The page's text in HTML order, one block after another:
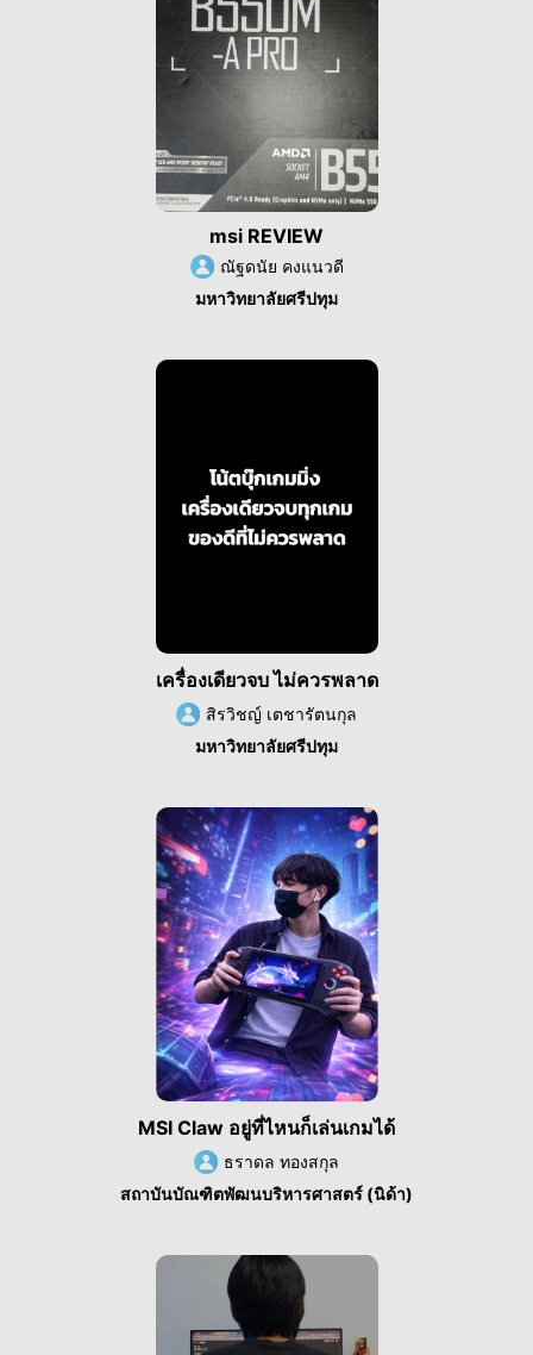
msi REVIEW
ณัฐดนัย คงแนวดี
มหาวิทยาลัยศรีปทุม
เครื่องเดียวจบ ไม่ควรพลาด
สิรวิชญ์ เตชารัตนกุล
มหาวิทยาลัยศรีปทุม
MSI Claw อยู่ที่ไหนก็เล่นเกมได้
ธราดล ทองสกุล
สถาบันบัณฑิตพัฒนบริหารศาสตร์ (นิด้า)